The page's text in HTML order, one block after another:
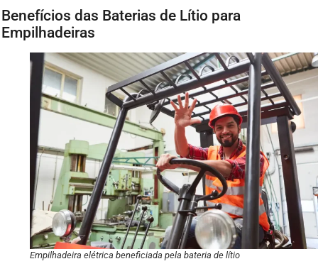
Benefícios das Baterias de Lítio para
Empilhadeiras
Empilhadeira elétrica beneficiada pela bateria de lítio